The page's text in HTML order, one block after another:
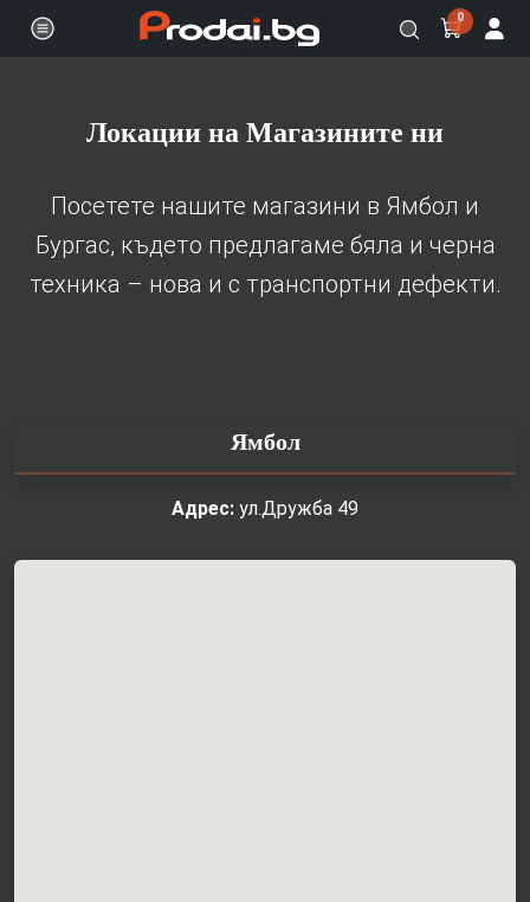
0
Локации на Магазините ни
Посетете нашите магазини в Ямбол и
Бургас, където предлагаме бяла и черна
техника – нова и с транспортни дефекти.
Ямбол
Адрес: ул.Дружба 49